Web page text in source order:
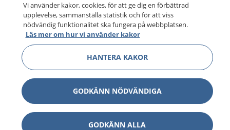
Vi använder kakor, cookies, för att ge dig en förbättrad
upplevelse, sammanställa statistik och för att viss
nödvändig funktionalitet ska fungera på webbplatsen.
Läs mer om hur vi använder kakor
HANTERA KAKOR
GODKÄNN NÖDVÄNDIGA
GODKÄNN ALLA